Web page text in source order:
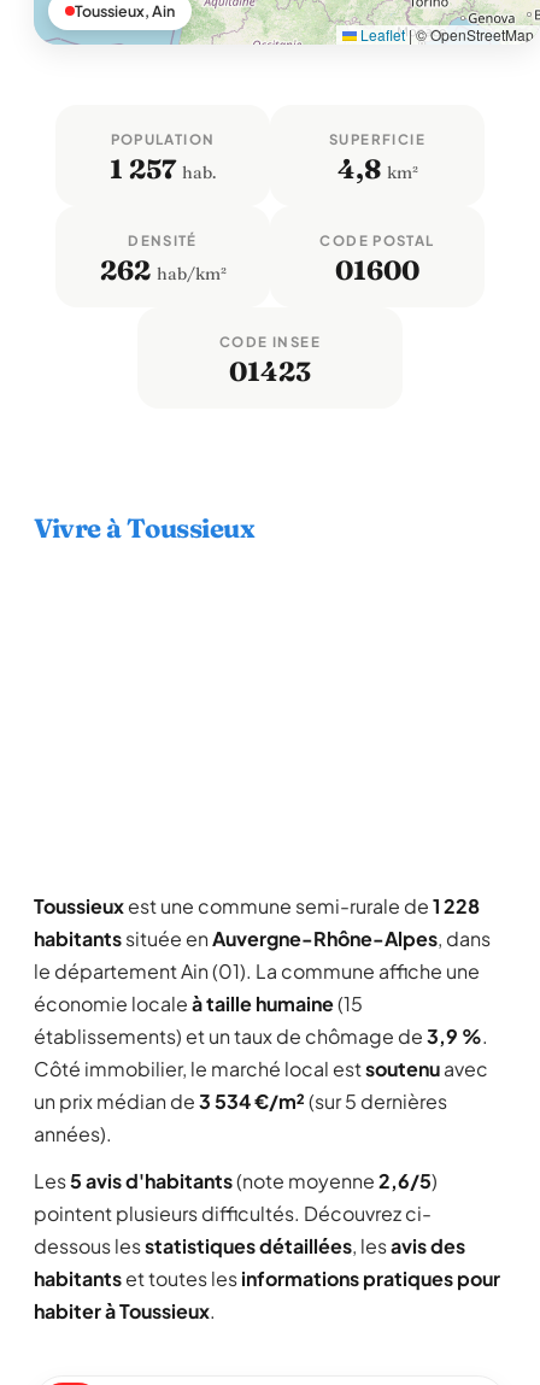
Leaflet |© OpenStreetMap
Toussieux, Ain
POPULATION
1 257 hab.
SUPERFICIE
4,8 km²
DENSITÉ
262 hab/km²
CODE POSTAL
01600
CODE INSEE
01423
Vivre à Toussieux
Toussieuxest une commune semi-rurale de1 228
habitantssituée enAuvergne-Rhône-Alpes, dans
le département Ain (01). La commune affiche une
économie localeà taille humaine(15
établissements) et un taux de chômage de3,9 %.
Côté immobilier, le marché local estsoutenuavec
un prix médian de3 534 €/m²(sur 5 dernières
années).
Les5 avis d'habitants(note moyenne2,6/5)
pointent plusieurs difficultés. Découvrez ci-
dessous lesstatistiques détaillées, lesavis des
habitantset toutes lesinformations pratiques pour
habiter à Toussieux.